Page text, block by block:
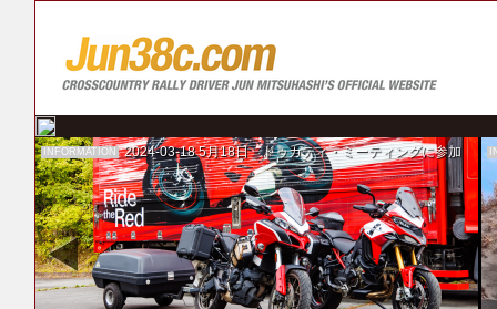
INFORMATION 2024-03-18 5月18日 ドゥカティ・ミーティングに参加